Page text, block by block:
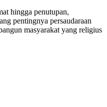
hingga penutupan,
pentingnya persaudaraan
masyarakat yang religius